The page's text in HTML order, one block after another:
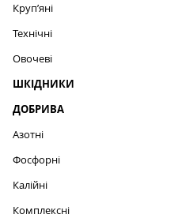
Круп’яні
Технічні
Овочеві
ШКІДНИКИ
ДОБРИВА
Азотні
Фосфорні
Калійні
Комплексні